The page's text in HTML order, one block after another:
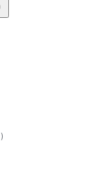
ຄະແນນ
ທັງໝົດ
)